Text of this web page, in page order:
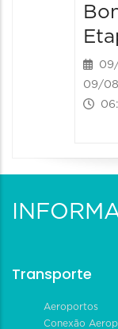
09/
Transporte
Aeroportos
Conexão